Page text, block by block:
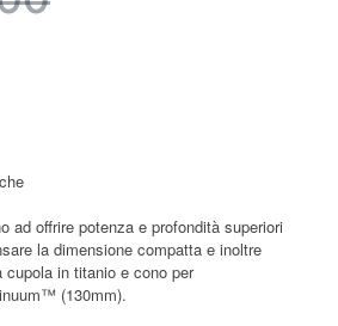
ad offrire potenza e profondità superiori
la dimensione compatta e inoltre
in titanio e cono per
(130mm).